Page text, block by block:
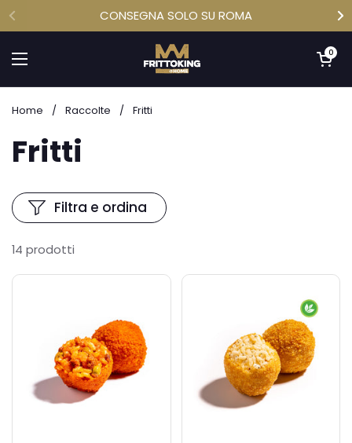
Passa ai contenutiCONSEGNA SOLO SU ROMA
Apri menu
Apri 0
Home / Raccolte / Fritti
Fritti
14 prodotti
Filtra e ordina